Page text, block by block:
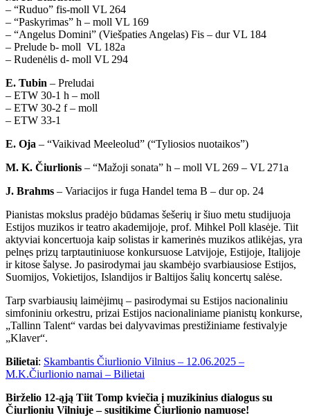
– “Ruduo” fis-moll VL 264
– “Paskyrimas” h – moll VL 169
– “Angelus Domini” (Viešpaties Angelas) Fis – dur VL 184
– Prelude b- moll VL 182a
– Rudenėlis d- moll VL 294
E. Tubin – Preludai
– ETW 30-1 h – moll
– ETW 30-2 f – moll
– ETW 33-1
E. Oja – “Vaikivad Meeleolud” (“Tyliosios nuotaikos”)
M. K. Čiurlionis – “Mažoji sonata” h – moll VL 269 – VL 271a
J. Brahms – Variacijos ir fuga Handel tema B – dur op. 24
Pianistas mokslus pradėjo būdamas šešerių ir šiuo metu studijuoja
Estijos muzikos ir teatro akademijoje, prof. Mihkel Poll klasėje. Tiit
aktyviai koncertuoja kaip solistas ir kamerinės muzikos atlikėjas, yra
pelnęs prizų tarptautiniuose konkursuose Latvijoje, Estijoje, Italijoje
ir kitose šalyse. Jo pasirodymai jau skambėjo svarbiausiose Estijos,
Suomijos, Vokietijos, Islandijos ir Baltijos šalių koncertų salėse.
Tarp svarbiausių laimėjimų – pasirodymai su Estijos nacionaliniu
simfoniniu orkestru, prizai Estijos nacionaliniame pianistų konkurse,
„Tallinn Talent“ vardas bei dalyvavimas prestižiniame festivalyje
„Klaver“.
Bilietai: Skambantis Čiurlionio Vilnius – 12.06.2025 –
M.K.Čiurlionio namai – Bilietai
Birželio 12-ąją Tiit Tomp kviečia į muzikinius dialogus su
Čiurlioniu Vilniuje – susitikime Čiurlionio namuose!